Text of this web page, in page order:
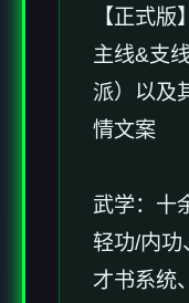
【正式版
主线&支
派）以及
情文案
武学：十
轻功/内功
才书系统